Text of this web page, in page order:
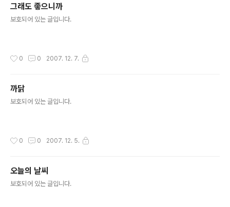
그래도 좋으니까
보호되어 있는 글입니다.
0 0 2007. 12. 7.
까닭
보호되어 있는 글입니다.
0 0 2007. 12. 5.
오늘의 날씨
보호되어 있는 글입니다.